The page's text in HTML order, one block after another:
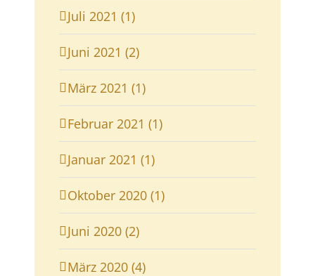
Juli 2021 (1)
Juni 2021 (2)
März 2021 (1)
Februar 2021 (1)
Januar 2021 (1)
Oktober 2020 (1)
Juni 2020 (2)
März 2020 (4)